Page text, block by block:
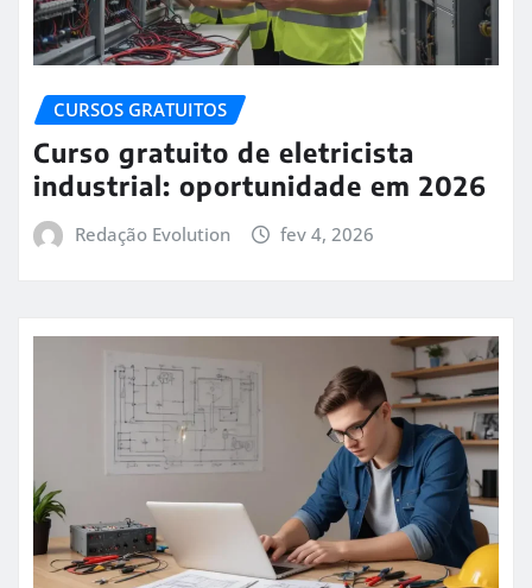
CURSOS GRATUITOS
Curso gratuito de eletricista
industrial: oportunidade em 2026
Redação Evolution fev 4, 2026